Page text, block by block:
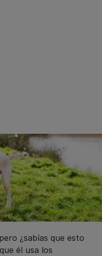
¿sabías que esto
él usa los